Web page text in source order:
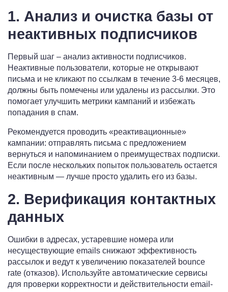
1. Анализ и очистка базы от
неактивных подписчиков
Первый шаг – анализ активности подписчиков.
Неактивные пользователи, которые не открывают
письма и не кликают по ссылкам в течение 3-6 месяцев,
должны быть помечены или удалены из рассылки. Это
помогает улучшить метрики кампаний и избежать
попадания в спам.
Рекомендуется проводить «реактивационные»
кампании: отправлять письма с предложением
вернуться и напоминанием о преимуществах подписки.
Если после нескольких попыток пользователь остается
неактивным — лучше просто удалить его из базы.
2. Верификация контактных
данных
Ошибки в адресах, устаревшие номера или
несуществующие emails снижают эффективность
рассылок и ведут к увеличению показателей bounce
rate (отказов). Используйте автоматические сервисы
для проверки корректности и действительности email-